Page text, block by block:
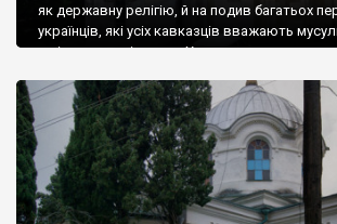
як державну релігію, й на подив багатьох
українців, які усіх кавказців вважають
є відданими вірянами Христа